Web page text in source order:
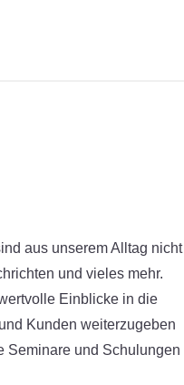
aus unserem Alltag nicht
und vieles mehr.
Einblicke in die
Kunden weiterzugeben
Seminare und Schulungen